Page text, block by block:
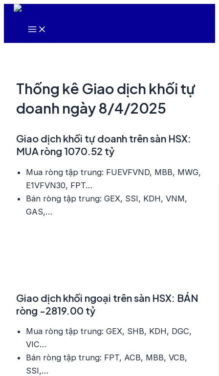
Nhảy
Main
Thống kê Giao dịch khối tự
doanh ngày 8/4/2025
Giao dịch khối tự doanh trên sàn HSX:
MUA ròng 1070.52 tỷ
Mua ròng tập trung: FUEVFVND, MBB, MWG,
E1VFVN30, FPT…
Bán ròng tập trung: GEX, SSI, KDH, VNM,
GAS,…
Giao dịch khối ngoại trên sàn HSX: BÁN
ròng -2819.00 tỷ
Mua ròng tập trung: GEX, SHB, KDH, DGC,
VIC…
Bán ròng tập trung: FPT, ACB, MBB, VCB,
SSI,…